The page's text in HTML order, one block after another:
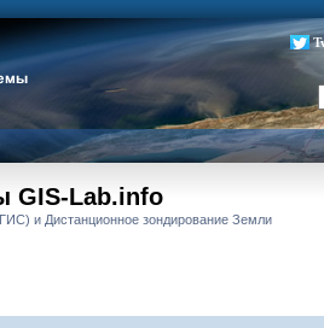
GIS-Lab.info
и Дистанционное зондирование Земли